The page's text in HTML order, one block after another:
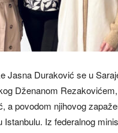
Jasna Duraković se u
Dženanom
a povodom njihovog
Iz federalnog